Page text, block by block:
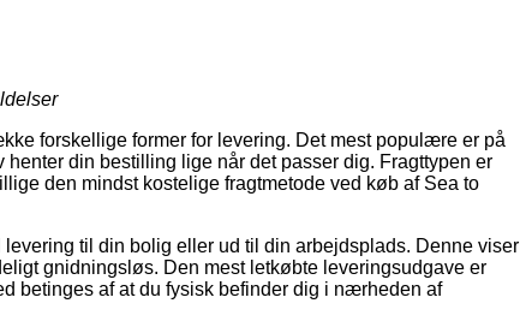
forskellige former for levering. Det mest populære er på
din bestilling lige når det passer dig. Fragttypen er
den mindst kostelige fragtmetode ved køb af Sea to
til din bolig eller ud til din arbejdsplads. Denne viser
gnidningsløs. Den mest letkøbte leveringsudgave er
betinges af at du fysisk befinder dig i nærheden af